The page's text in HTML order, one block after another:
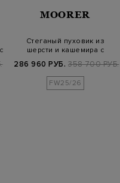
MOORER
Стеганый пуховик из
шерсти и кашемира с
286 960 РУБ. 358 700 РУБ.
FW25/26